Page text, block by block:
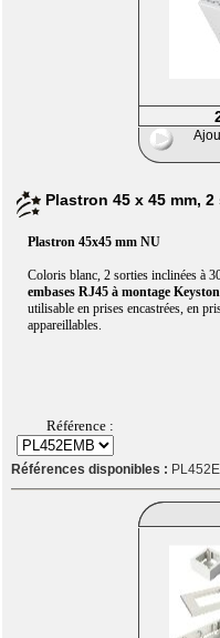
Plastron 45 x 45 mm,
Plastron 45x45 mm NU
Coloris blanc, 2 sorties inclinées à
embases RJ45 à montage
utilisable en prises encastrées, en
appareillables.
Référence :
Références disponibles :